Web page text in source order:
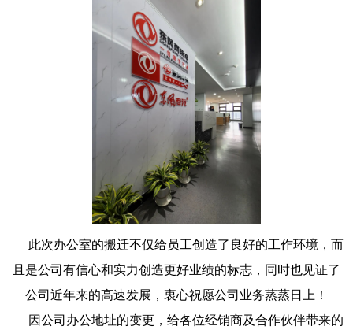
此次办公室的搬迁不仅给员工创造了良好的工作环境，而
且是公司有信心和实力创造更好业绩的标志，同时也见证了
公司近年来的高速发展，衷心祝愿公司业务蒸蒸日上！
因公司办公地址的变更，给各位经销商及合作伙伴带来的